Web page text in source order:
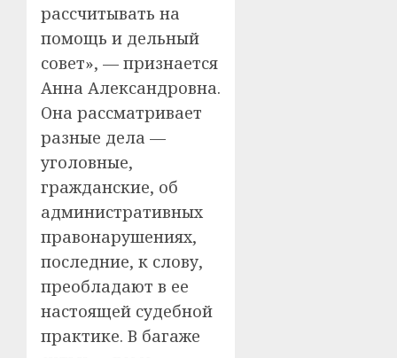
рассчитывать на
помощь и дельный
совет», — признается
Анна Александровна.
Она рассматривает
разные дела —
уголовные,
гражданские, об
административных
правонарушениях,
последние, к слову,
преобладают в ее
настоящей судебной
практике. В багаже